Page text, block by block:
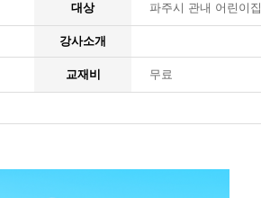
대상 파주시 관내 어린이집
강사소개
교재비 무료